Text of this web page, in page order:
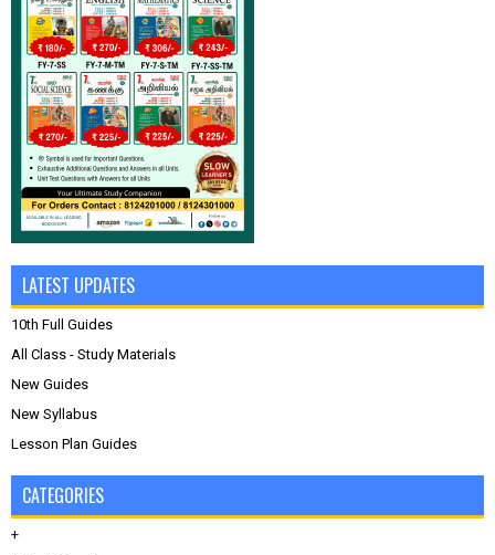
LATEST UPDATES
10th Full Guides
All Class - Study Materials
New Guides
New Syllabus
Lesson Plan Guides
CATEGORIES
+